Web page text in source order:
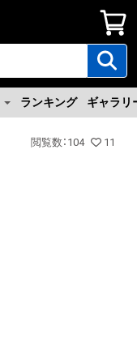
ランキング ギャラリ
閲覧数 ： 104 11